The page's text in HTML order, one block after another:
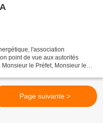
l'association
point de vue aux autorités
le Préfet, Monsieur le
Page suivante >